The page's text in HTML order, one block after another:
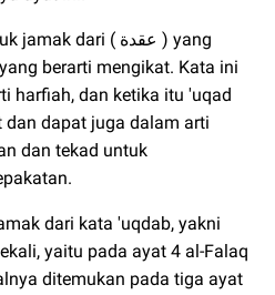
harfiah, dan ketika itu 'uqad
dan dapat juga dalam arti
dan tekad untuk
dari kata 'uqdab, yakni
yaitu pada ayat 4 al-Falaq
ditemukan pada tiga ayat